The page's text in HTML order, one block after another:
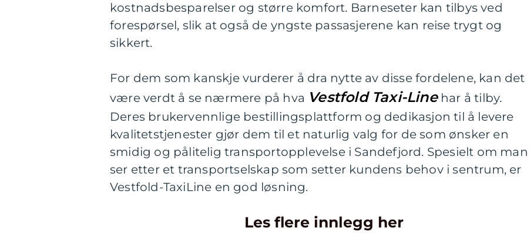
kostnadsbesparelser og større komfort. Barneseter kan tilbys ved
forespørsel, slik at også de yngste passasjerene kan reise trygt og
sikkert.
For dem som kanskje vurderer å dra nytte av disse fordelene, kan det
være verdt å se nærmere på hva Vestfold Taxi-Line har å tilby.
Deres brukervennlige bestillingsplattform og dedikasjon til å levere
kvalitetstjenester gjør dem til et naturlig valg for de som ønsker en
smidig og pålitelig transportopplevelse i Sandefjord. Spesielt om man
ser etter et transportselskap som setter kundens behov i sentrum, er
Vestfold-TaxiLine en god løsning.
Les flere innlegg her